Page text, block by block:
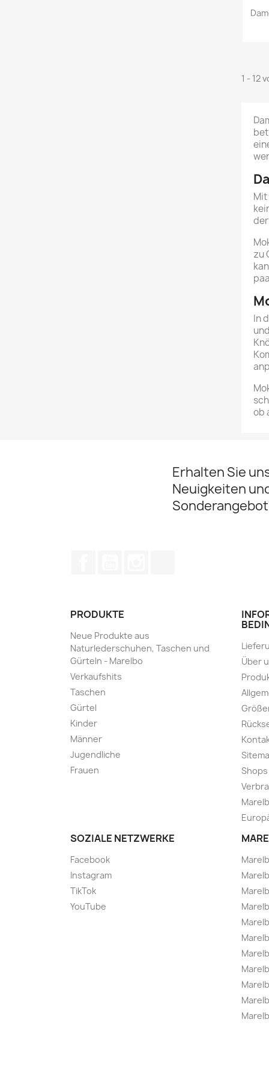
1 - 12
Mit
zu
In
ob
Erhalten Sie
Neuigkeiten
PRODUKTE
Neue Produkte aus
Naturlederschuhen, Taschen und
Gürteln - Marelbo
Verkaufshits
Taschen
Gürtel
Kinder
Männer
Jugendliche
Frauen
Über
Shops
SOZIALE NETZWERKE
Facebook
Instagram
TikTok
YouTube